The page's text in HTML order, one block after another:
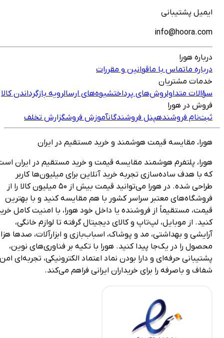
پشتیبانی
هورا
ماتماس با ماقوانین و مقررات
مشتریان
متداولروش‌های پرداختشیوه‌های ارسالرویه بازگرداندن کالا
در هورا
فروشندهپنل فروشندگانآموزش فروشگزارش تخلف
مقایسه قیمت هوشمند و خرید مستقیم در ایران
پلتفرم هوشمند مقایسه قیمت و خرید مستقیم در ایران است
با هدف ساده‌سازی تجربه خرید آنلاین برای میلیون‌ها کاربر
طراحی شده. در هورا می‌توانید قیمت بیش از ۵۰ میلیون کالا را از
معتبر سراسر کشور با هم مقایسه کنید و با بهترین
مستقیماً از فروشنده یا داخل خود هورا، با امنیت کامل خرید
از موبایل، لپ‌تاپ و کالای دیجیتال گرفته تا لوازم خانگی،
و بهداشتی، مد و پوشاک، اسباب‌بازی و ابزارآلات، صدها هزار
را در یک‌جا پیدا کنید. هورا با تکیه بر فناوری‌های نوین،
حرفه‌ای و دارا بودن نماد اعتماد الکترونیکی، تجربه‌ای امن،
و باصرفه را برای خریداران ایرانی فراهم می‌کند.